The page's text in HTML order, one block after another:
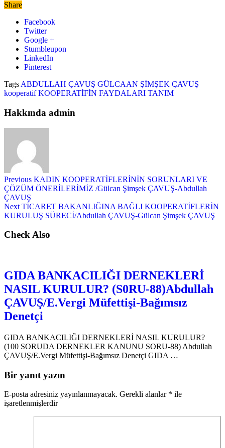
Share
Facebook
Twitter
Google +
Stumbleupon
LinkedIn
Pinterest
Tags ABDULLAH ÇAVUŞ GÜLCAAN ŞİMŞEK ÇAVUŞ
kooperatif KOOPERATİFİN FAYDALARI TANIM
Hakkında admin
Previous KADIN KOOPERATİFLERİNİN SORUNLARI VE
ÇÖZÜM ÖNERİLERİMİZ /Gülcan Şimşek ÇAVUŞ-Abdullah
ÇAVUŞ
Next TİCARET BAKANLIĞINA BAĞLI KOOPERATİFLERİN
KURULUŞ SÜRECİ/Abdullah ÇAVUŞ-Gülcan Şimşek ÇAVUŞ
Check Also
GIDA BANKACILIĞI DERNEKLERİ
NASIL KURULUR? (S0RU-88)Abdullah
ÇAVUŞ/E.Vergi Müfettişi-Bağımsız
Denetçi
GIDA BANKACILIĞI DERNEKLERİ NASIL KURULUR?
(100 SORUDA DERNEKLER KANUNU SORU-88) Abdullah
ÇAVUŞ/E.Vergi Müfettişi-Bağımsız Denetçi GIDA …
Bir yanıt yazın
E-posta adresiniz yayınlanmayacak. Gerekli alanlar * ile
işaretlenmişlerdir